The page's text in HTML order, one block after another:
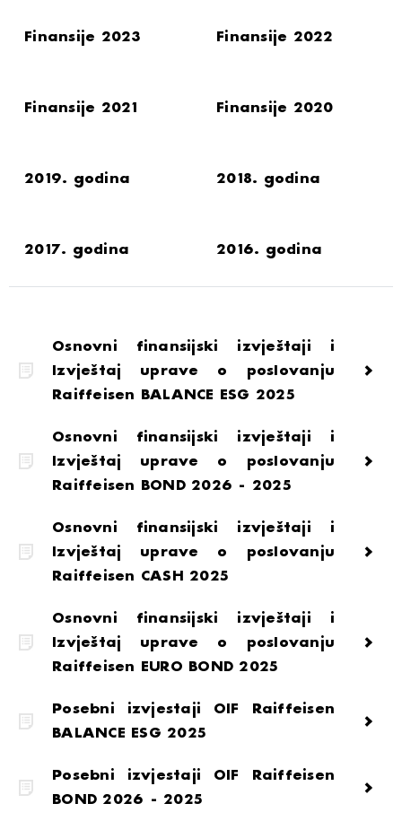
Finansije 2023 Finansije 2022
Finansije 2021 Finansije 2020
2019. godina 2018. godina
2017. godina 2016. godina
Osnovni finansijski izvještaji i
Izvještaj uprave o poslovanju
Raiffeisen BALANCE ESG 2025
Osnovni finansijski izvještaji i
Izvještaj uprave o poslovanju
Raiffeisen BOND 2026 - 2025
Osnovni finansijski izvještaji i
Izvještaj uprave o poslovanju
Raiffeisen CASH 2025
Osnovni finansijski izvještaji i
Izvještaj uprave o poslovanju
Raiffeisen EURO BOND 2025
Posebni izvjestaji OIF Raiffeisen
BALANCE ESG 2025
Posebni izvjestaji OIF Raiffeisen
BOND 2026 - 2025